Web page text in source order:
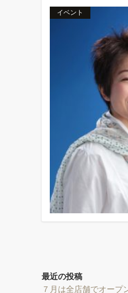
イベント
最近の投稿
７月は全店舗でオープ